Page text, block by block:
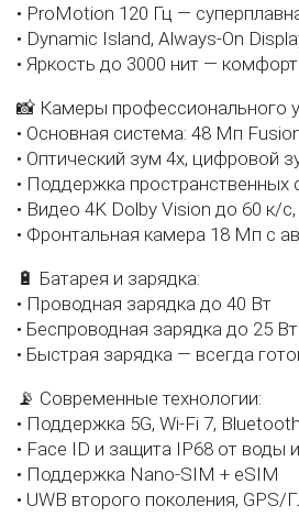
• ProMotion 120 Гц —
• Dynamic Island, Always-On
• Яркость до 3000 нит —
📸 Камеры профессионального
• Основная система: 48 Мп
• Оптический зум 4x, цифровой
• Поддержка
• Видео 4K Dolby Vision до 60 к/
• Фронтальная камера 18 Мп с
🔋 Батарея и зарядка:
• Проводная зарядка до 40 Вт
• Беспроводная зарядка до 25 Вт
• Быстрая зарядка — всегда
📡 Современные технологии:
• Поддержка 5G, Wi-Fi 7,
• Face ID и защита IP68 от воды
• Поддержка Nano-SIM + eSIM
• UWB второго поколения,